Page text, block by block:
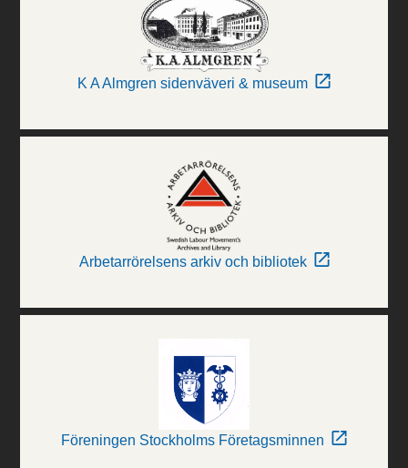
K A Almgren sidenväveri & museum
Arbetarrörelsens arkiv och bibliotek
Föreningen Stockholms Företagsminnen